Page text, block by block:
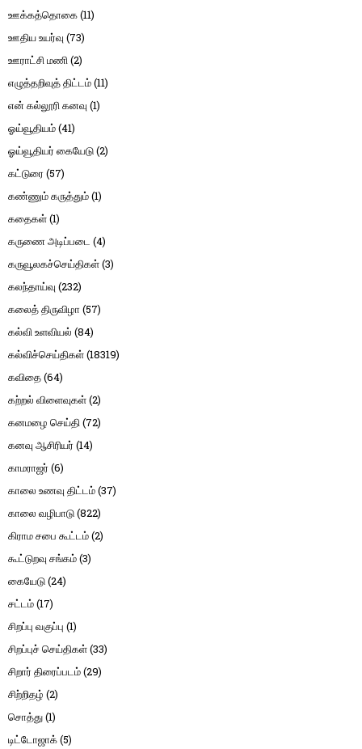
ஊக்கத்தொகை(11)
ஊதிய உயர்வு (73)
ஊராட்சி மணி (2)
எழுத்தறிவுத் திட்டம்(11)
என் கல்லூரி கனவு (1)
ஓய்வூதியம்(41)
ஓய்வூதியர் கையேடு(2)
கட்டுரை (57)
கண்ணும் கருத்தும்(1)
கதைகள்(1)
கருணை அடிப்படை (4)
கருவூலகச்செய்திகள்(3)
கலந்தாய்வு (232)
கலைத் திருவிழா (57)
கல்வி உளவியல் (84)
கல்விச்செய்திகள்(18319)
கவிதை(64)
கற்றல் விளைவுகள்(2)
கனமழை செய்தி (72)
கனவு ஆசிரியர் (14)
காமராஜர் (6)
காலை உணவு திட்டம்(37)
காலை வழிபாடு(822)
கிராம சபை கூட்டம்(2)
கூட்டுறவு சங்கம்(3)
கையேடு(24)
சட்டம்(17)
சிறப்பு வகுப்பு (1)
சிறப்புச் செய்திகள்(33)
சிறார் திரைப்படம்(29)
சிற்றிதழ் (2)
சொத்து(1)
டிட்டோஜாக்(5)